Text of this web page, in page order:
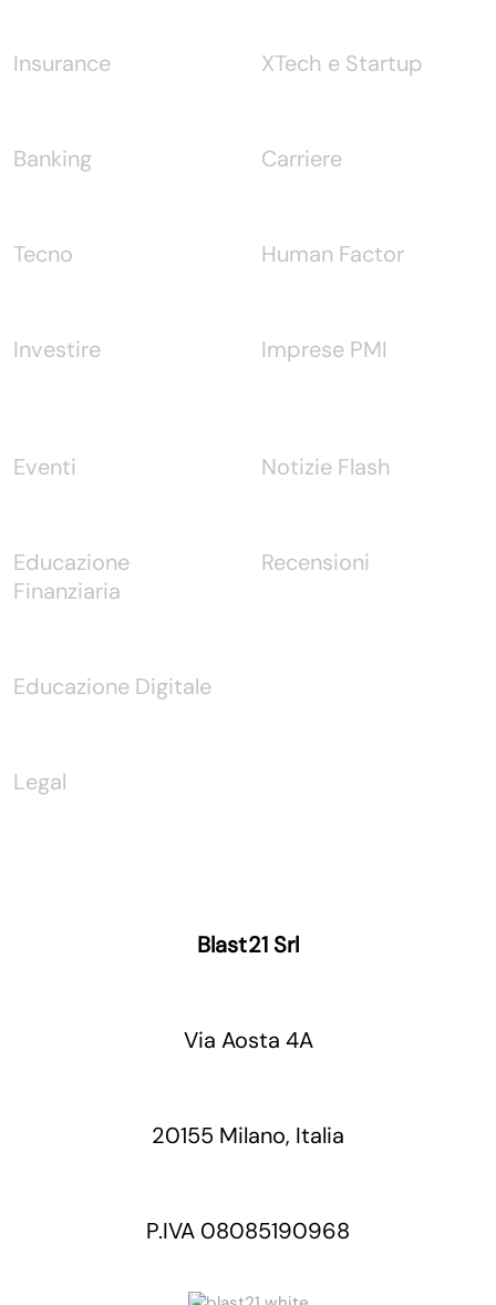
Insurance
Banking
Tecno
Investire
XTech e Startup
Carriere
Human Factor
Imprese PMI
Eventi
Educazione
Finanziaria
Educazione Digitale
Legal
Notizie Flash
Recensioni
Blast21 Srl
Via Aosta 4A
20155 Milano, Italia
P.IVA 08085190968